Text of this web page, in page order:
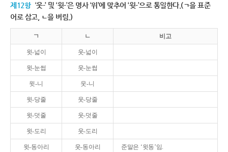
제12항 ‘웃-’ 및 ‘윗-’은 명사 ‘위’에 맞추어 ‘윗-’으로 통일한다.(ㄱ을 표준
어로 삼고, ㄴ을 버림.)
ㄱ ㄴ 비고
윗-넓이 웃-넓이
윗-눈썹 웃-눈썹
윗-니 웃-니
윗-당줄 웃-당줄
윗-덧줄 웃-덧줄
윗-도리 웃-도리
윗-동아리 웃-동아리 준말은 ‘윗동’임.